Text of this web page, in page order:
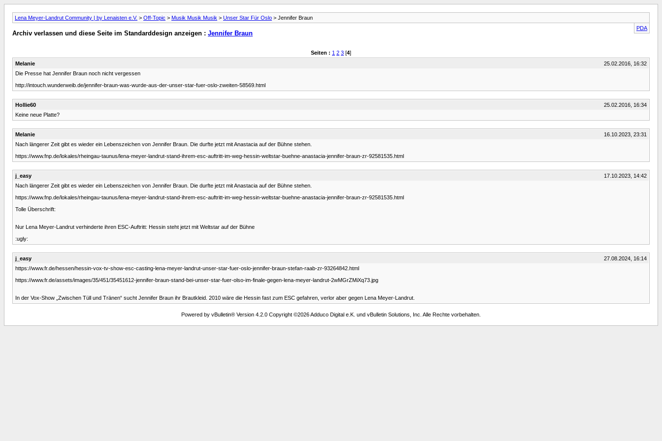
Lena Meyer-Landrut Community | by Lenaisten e.V. > Off-Topic > Musik Musik Musik > Unser Star Für Oslo > Jennifer Braun
PDA
Archiv verlassen und diese Seite im Standarddesign anzeigen : Jennifer Braun
Seiten : 1 2 3 [4]
Melanie
25.02.2016, 16:32
Die Presse hat Jennifer Braun noch nicht vergessen
http://intouch.wunderweib.de/jennifer-braun-was-wurde-aus-der-unser-star-fuer-oslo-zweiten-58569.html
Hollie60
25.02.2016, 16:34
Keine neue Platte?
Melanie
16.10.2023, 23:31
Nach längerer Zeit gibt es wieder ein Lebenszeichen von Jennifer Braun. Die durfte jetzt mit Anastacia auf der Bühne stehen.
https://www.fnp.de/lokales/rheingau-taunus/lena-meyer-landrut-stand-ihrem-esc-auftritt-im-weg-hessin-weltstar-buehne-anastacia-jennifer-braun-zr-92581535.html
j_easy
17.10.2023, 14:42
Nach längerer Zeit gibt es wieder ein Lebenszeichen von Jennifer Braun. Die durfte jetzt mit Anastacia auf der Bühne stehen.
https://www.fnp.de/lokales/rheingau-taunus/lena-meyer-landrut-stand-ihrem-esc-auftritt-im-weg-hessin-weltstar-buehne-anastacia-jennifer-braun-zr-92581535.html
Tolle Überschrift:
Nur Lena Meyer-Landrut verhinderte ihren ESC-Auftritt: Hessin steht jetzt mit Weltstar auf der Bühne
:ugly:
j_easy
27.08.2024, 16:14
https://www.fr.de/hessen/hessin-vox-tv-show-esc-casting-lena-meyer-landrut-unser-star-fuer-oslo-jennifer-braun-stefan-raab-zr-93264842.html
https://www.fr.de/assets/images/35/451/35451612-jennifer-braun-stand-bei-unser-star-fuer-olso-im-finale-gegen-lena-meyer-landrut-2wMGrZMiXq73.jpg
In der Vox-Show „Zwischen Tüll und Tränen“ sucht Jennifer Braun ihr Brautkleid. 2010 wäre die Hessin fast zum ESC gefahren, verlor aber gegen Lena Meyer-Landrut.
Powered by vBulletin® Version 4.2.0 Copyright ©2026 Adduco Digital e.K. und vBulletin Solutions, Inc. Alle Rechte vorbehalten.